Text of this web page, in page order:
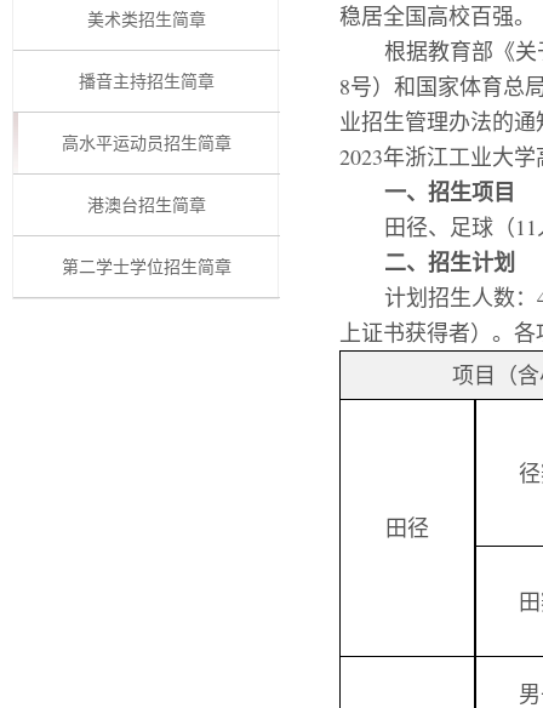
美术类招生简章
播音主持招生简章
高水平运动员招生简章
港澳台招生简章
第二学士学位招生简章
稳居全国高校百强。
根据教育部 《
8号）和国家体育总
业招生管理办法的
2023年浙江工业大
一、招生项目
田径、足球（11
二、招生计划
计划招生人数：
上证书获得者）。
项目（
田径